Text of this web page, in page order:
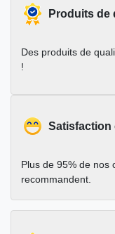
Produits de
Des produits de
!
Satisfaction
Plus de 95% de nos
recommandent.